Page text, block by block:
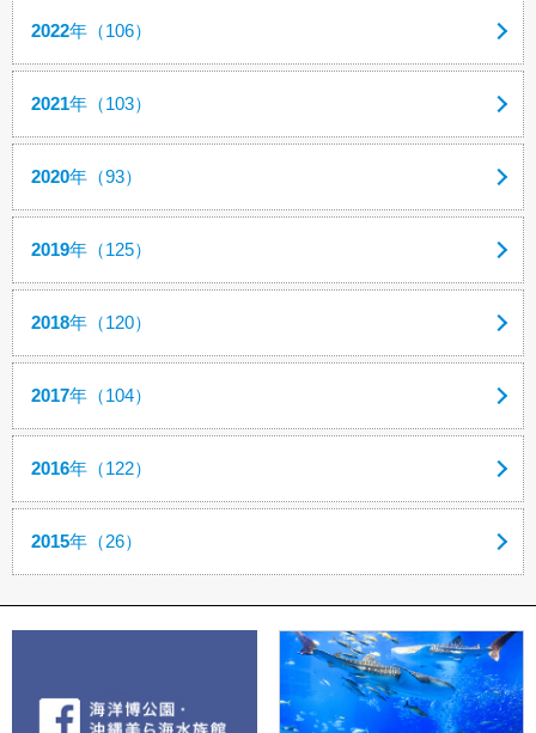
2022年（106）
2021年（103）
2020年（93）
2019年（125）
2018年（120）
2017年（104）
2016年（122）
2015年（26）